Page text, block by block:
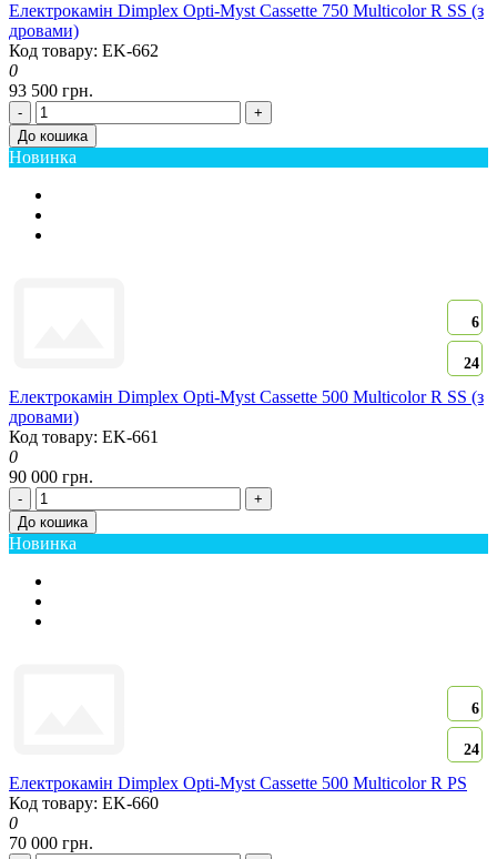
Електрокамін Dimplex Opti-Myst Cassette 750 Multicolor R SS (з
дровами)
Код товару: EK-662
0
93 500 грн.
-
+
До кошика
Новинка
6
24
Електрокамін Dimplex Opti-Myst Cassette 500 Multicolor R SS (з
дровами)
Код товару: EK-661
0
90 000 грн.
-
+
До кошика
Новинка
6
24
Електрокамін Dimplex Opti-Myst Cassette 500 Multicolor R PS
Код товару: EK-660
0
70 000 грн.